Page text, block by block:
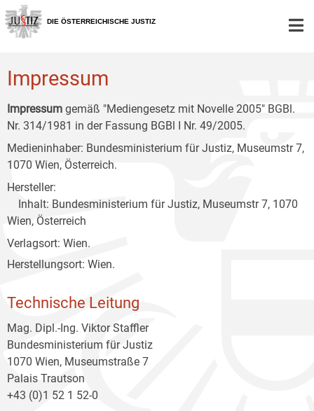
Zur
Hauptnavigation
[1]
Zum
Inhalt
[2]
Zum
Untermenü
[3]
DIE ÖSTERREICHISCHE JUSTIZ
Impressum
Impressum gemäß "Mediengesetz mit Novelle 2005" BGBl.
Nr. 314/1981 in der Fassung BGBl I Nr. 49/2005.
Medieninhaber: Bundesministerium für Justiz, Museumstr 7,
1070 Wien, Österreich.
Hersteller:
Inhalt: Bundesministerium für Justiz, Museumstr 7, 1070
Wien, Österreich
Verlagsort: Wien.
Herstellungsort: Wien.
Technische Leitung
Mag. Dipl.-Ing. Viktor Staffler
Bundesministerium für Justiz
1070 Wien, Museumstraße 7
Palais Trautson
+43 (0)1 52 1 52-0